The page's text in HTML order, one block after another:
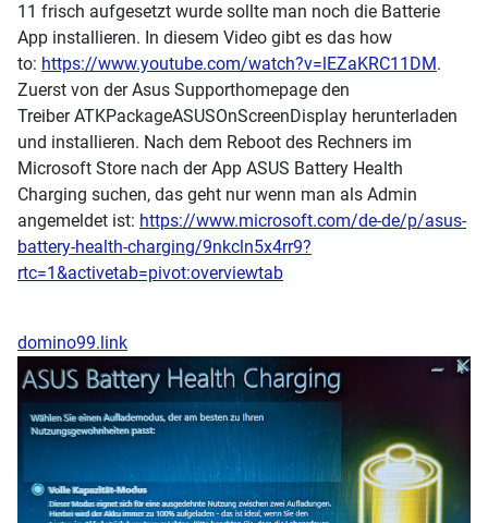
11 frisch aufgesetzt wurde sollte man noch die Batterie
App installieren. In diesem Video gibt es das how
to: https://www.youtube.com/watch?v=lEZaKRC11DM.
Zuerst von der Asus Supporthomepage den
Treiber ATKPackageASUSOnScreenDisplay herunterladen
und installieren. Nach dem Reboot des Rechners im
Microsoft Store nach der App ASUS Battery Health
Charging suchen, das geht nur wenn man als Admin
angemeldet ist: https://www.microsoft.com/de-de/p/asus-
battery-health-charging/9nkcln5x4rr9?
rtc=1&activetab=pivot:overviewtab
domino99.link